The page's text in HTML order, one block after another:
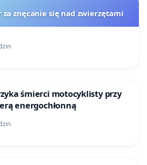
za znęcanie się nad zwierzętami
śmierci motocyklisty przy
energochłonną